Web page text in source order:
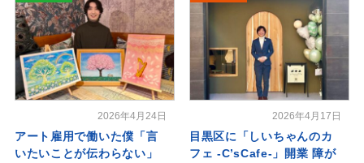
2026年4月24日
アート雇用で働いた僕「言
いたいことが伝わらない」
2026年4月17日
目黒区に「しいちゃんのカ
フェ -C’sCafe-」開業 障が